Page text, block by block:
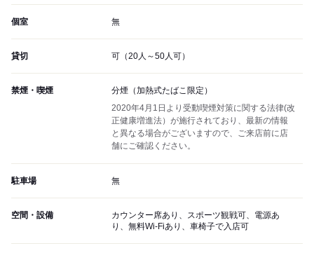
個室 無
貸切 可（20人～50人可）
禁煙・喫煙
分煙（加熱式たばこ限定）
2020年4月1日より受動喫煙対策に関する法律(改
正健康増進法）が施行されており、最新の情報
と異なる場合がございますので、ご来店前に店
舗にご確認ください。
駐車場 無
空間・設備
カウンター席あり、スポーツ観戦可、電源あ
り、無料Wi-Fiあり、車椅子で入店可